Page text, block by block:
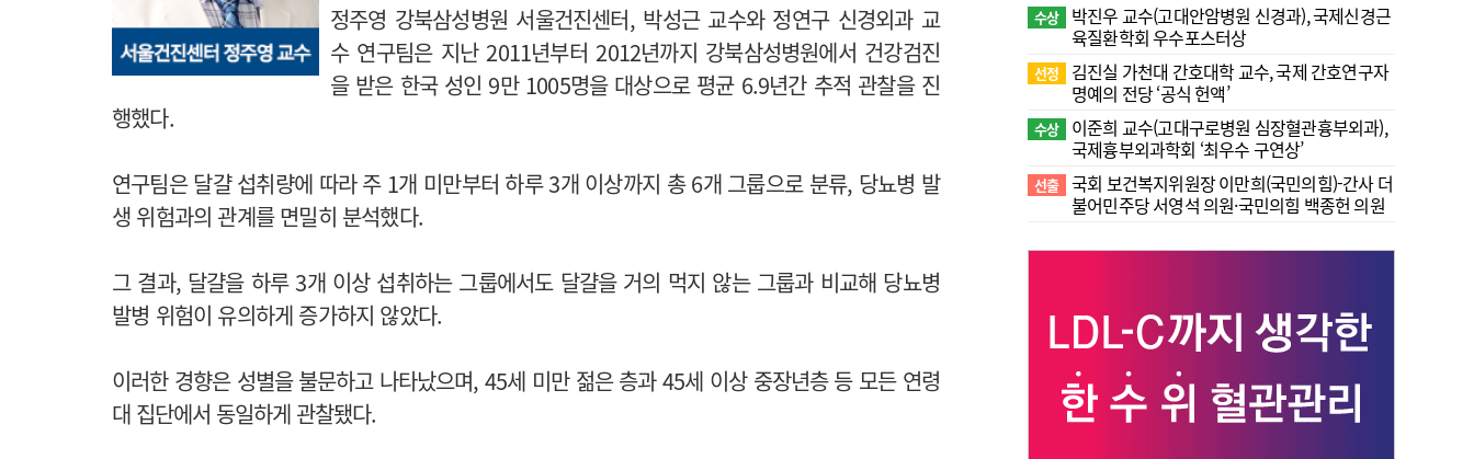
정주영 강북삼성병원 서울건진센터, 박성근 교수와 정연구 신경외과 교
수 연구팀은 지난 2011년부터 2012년까지 강북삼성병원에서 건강검진
을 받은 한국 성인 9만 1005명을 대상으로 평균 6.9년간 추적 관찰을 진
행했다.
연구팀은 달걀 섭취량에 따라 주 1개 미만부터 하루 3개 이상까지 총 6개 그룹으로 분류, 당뇨병 발
생 위험과의 관계를 면밀히 분석했다.
그 결과, 달걀을 하루 3개 이상 섭취하는 그룹에서도 달걀을 거의 먹지 않는 그룹과 비교해 당뇨병
발병 위험이 유의하게 증가하지 않았다.
이러한 경향은 성별을 불문하고 나타났으며, 45세 미만 젊은 층과 45세 이상 중장년층 등 모든 연령
대 집단에서 동일하게 관찰됐다.
수상
박진우 교수(고대안암병원 신경과), 국제신경근
육질환학회 우수포스터상
선정
김진실 가천대 간호대학 교수, 국제 간호연구자
명예의 전당 ‘공식 헌액’
수상
이준희 교수(고대구로병원 심장혈관흉부외과),
국제흉부외과학회 ‘최우수 구연상’
선출 국회 보건복지위원장 이만희(국민의힘)-간사 더
불어민주당 서영석 의원·국민의힘 백종헌 의원